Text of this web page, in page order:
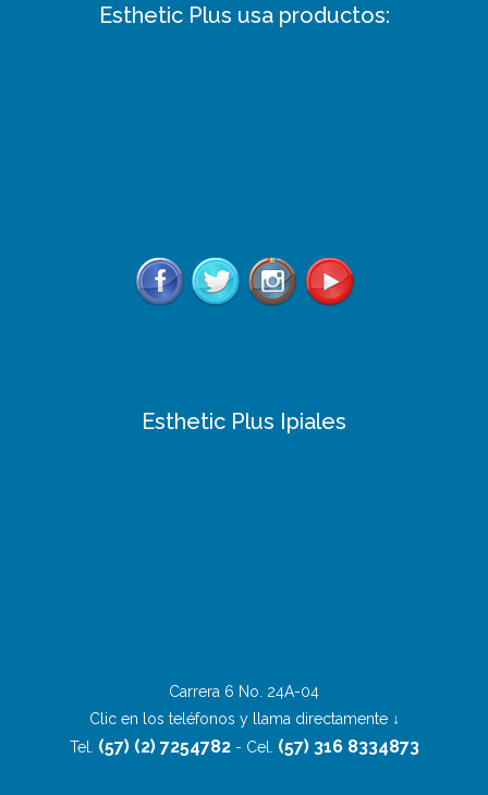
Esthetic Plus usa productos:
Esthetic Plus Ipiales
Carrera 6 No. 24A-04
Clic en los teléfonos y llama directamente ↓
Tel. (57) (2) 7254782- Cel. (57) 316 8334873